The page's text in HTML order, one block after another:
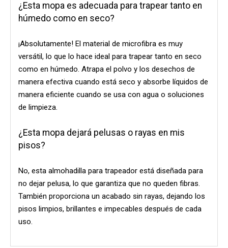
¿Esta mopa es adecuada para trapear tanto en
húmedo como en seco?
¡Absolutamente! El material de microfibra es muy
versátil, lo que lo hace ideal para trapear tanto en seco
como en húmedo. Atrapa el polvo y los desechos de
manera efectiva cuando está seco y absorbe líquidos de
manera eficiente cuando se usa con agua o soluciones
de limpieza.
¿Esta mopa dejará pelusas o rayas en mis
pisos?
No, esta almohadilla para trapeador está diseñada para
no dejar pelusa, lo que garantiza que no queden fibras.
También proporciona un acabado sin rayas, dejando los
pisos limpios, brillantes e impecables después de cada
uso.